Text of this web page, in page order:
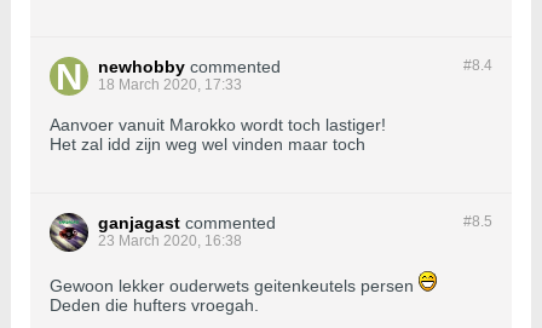
#8.4
newhobby commented
18 March 2020, 17:33
Aanvoer vanuit Marokko wordt toch lastiger!
Het zal idd zijn weg wel vinden maar toch
#8.5
ganjagast commented
23 March 2020, 16:38
Gewoon lekker ouderwets geitenkeutels persen
Deden die hufters vroegah.